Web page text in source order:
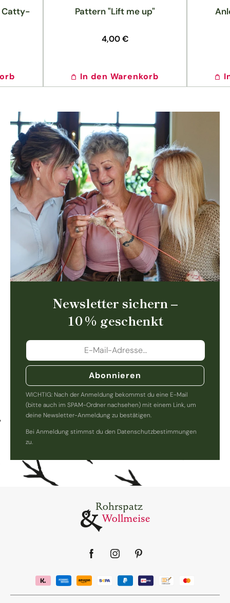
Catty- Pattern "Lift me up"
Normaler
4,00 €
In den Warenkorb
Newsletter sichern –
10 % geschenkt
Abonnieren
WICHTIG: Nach der Anmeldung bekommst du eine E-Mail
(bitte auch im SPAM-Ordner nachsehen) mit einem Link, um
deine Newsletter-Anmeldung zu bestätigen.
Bei Anmeldung stimmst du den Datenschutzbestimmungen
zu.
Facebook
InstagramPinterest